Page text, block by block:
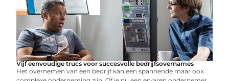
Vijf eenvoudige trucs voor succesvolle bedrijfsovernames
Het overnemen van een bedrijf kan een spannende maar ook